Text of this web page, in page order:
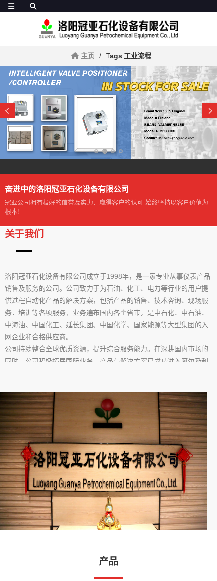
主页 Tags 工业流程
奋进中的洛阳冠亚石化设备有限公司
冠亚公司拥有极好的信誉及实力，赢得客户的认可 始终坚持以客户价值为
根本！
关于我们
洛阳冠亚石化设备有限公司成立于1998年，是一家专业从事仪表产品
销售及服务的公司。公司致力于为石油、化工、电力等行业的用户提
供过程自动化产品的解决方案，包括产品的销售、技术咨询、现场服
务、培训等各项服务，业务遍布国内各个省市，是中石化、中石油、
中海油、中国化工、延长集团、中国化学、国家能源等大型集团的入
网企业和合格供应商。
公司持续整合全球优质资源，提升综合服务能力。在深耕国内市场的
同时，公司积极拓展国际业务，产品与解决方案已成功进入阿尔及利
内外客户创造更大价值。
产品